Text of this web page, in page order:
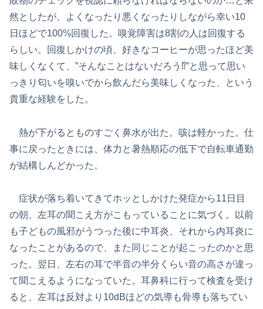
然としたが、よくなったり悪くなったりしながら幸い10
日ほどで100%回復した。嗅覚障害は8割の人は回復する
らしい。回復しかけの頃、好きなコーヒーが思ったほど美
味しくなくて、”そんなことはないだろう⁉︎”と思って思い
っきり匂いを嗅いでから飲んだら美味しくなった、という
貴重な経験をした。
熱が下がるとものすごく鼻水が出た。咳は軽かった。仕
事に戻ったときには、体力と暑熱順応の低下で自転車通勤
が結構しんどかった。
症状が落ち着いてきてホッとしかけた発症から11日目
の朝、左耳の聞こえ方がこもっていることに気づく。以前
も子どもの風邪がうつった後に中耳炎、それから内耳炎に
なったことがあるので、また同じことが起こったのかと思
った。翌日、左右の耳で半音の半分くらい音の高さが違っ
て聞こえるようになっていた。耳鼻科に行って検査を受け
ると、左耳は反対より10dBほどの気導も骨導も落ちてい